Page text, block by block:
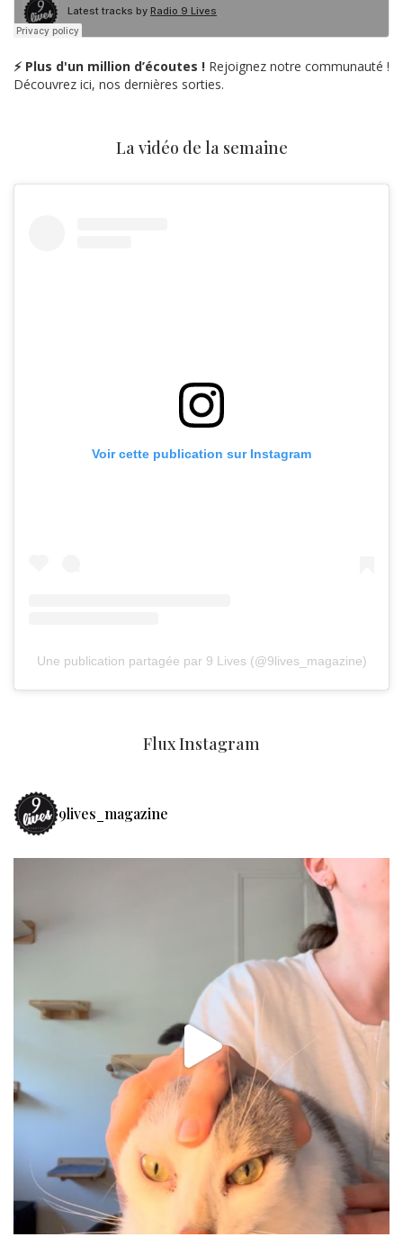
⚡ Plus d'un million d’écoutes ! Rejoignez notre communauté !
Découvrez ici, nos dernières sorties.
La vidéo de la semaine
Voir cette publication sur Instagram
Une publication partagée par 9 Lives (@9lives_magazine)
Flux Instagram
9lives_magazine